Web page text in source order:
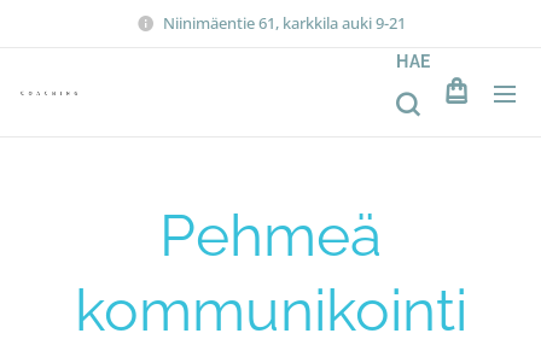
Niinimäentie 61, karkkila auki 9-21
HAE
Pehmeä
kommunikointi